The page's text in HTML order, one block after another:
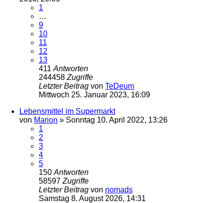
1
…
9
10
11
12
13
411 Antworten
244458 Zugriffe
Letzter Beitrag von TeDeum
Mittwoch 25. Januar 2023, 16:09
Lebensmittel im Supermarkt
von Marion » Sonntag 10. April 2022, 13:26
1
2
3
4
5
150 Antworten
58597 Zugriffe
Letzter Beitrag von nomads
Samstag 8. August 2026, 14:31